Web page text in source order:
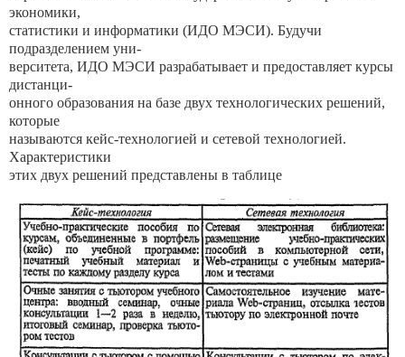
экономики,
статистики и информатики (ИДО МЭСИ). Будучи
подразделением уни-
верситета, ИДО МЭСИ разрабатывает и предоставляет курсы
дистанци-
онного образования на базе двух технологических решений,
которые
называются кейс-технологией и сетевой технологией.
Характеристики
этих двух решений представлены в таблице